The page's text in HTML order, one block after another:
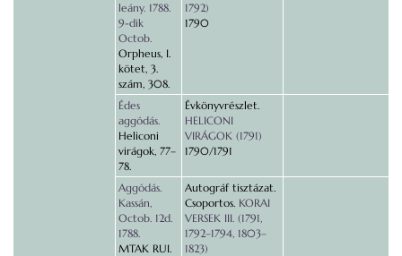
leány. 1788.
9-dik
Octob.
Orpheus, I.
kötet, 3.
szám, 308.
1792)
1790
Édes
aggódás.
Heliconi
virágok, 77–
78.
Évkönyvrészlet.
HELICONI
VIRÁGOK (1791)
1790/1791
Aggódás.
Kassán,
Octob. 12d.
1788.
MTAK RUI.
Autográf tisztázat.
Csoportos. KORAI
VERSEK III. (1791,
1792–1794, 1803–
1823)